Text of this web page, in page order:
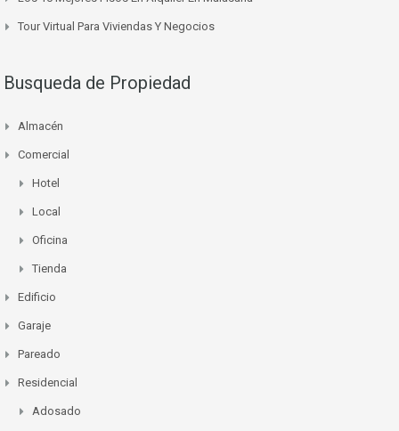
Tour Virtual Para Viviendas Y Negocios
Busqueda de Propiedad
Almacén
Comercial
Hotel
Local
Oficina
Tienda
Edificio
Garaje
Pareado
Residencial
Adosado